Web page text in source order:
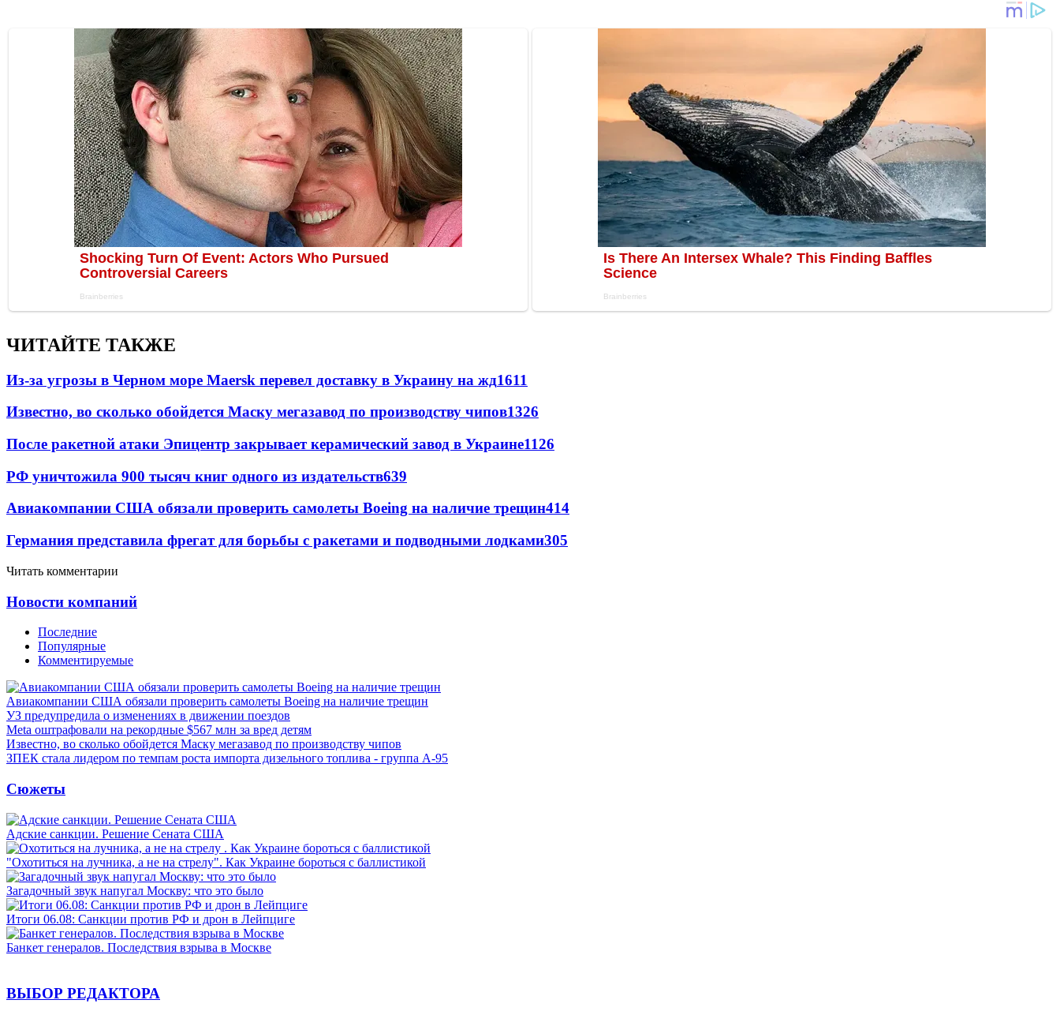
ЧИТАЙТЕ ТАКЖЕ
Из-за угрозы в Черном море Maersk перевел доставку в Украину на жд1611
Известно, во сколько обойдется Маску мегазавод по производству чипов1326
После ракетной атаки Эпицентр закрывает керамический завод в Украине1126
РФ уничтожила 900 тысяч книг одного из издательств639
Авиакомпании США обязали проверить самолеты Boeing на наличие трещин414
Германия представила фрегат для борьбы с ракетами и подводными лодками305
Читать комментарии
Новости компаний
Последние
Популярные
Комментируемые
Авиакомпании США обязали проверить самолеты Boeing на наличие трещин
УЗ предупредила о изменениях в движении поездов
Meta оштрафовали на рекордные $567 млн за вред детям
Известно, во сколько обойдется Маску мегазавод по производству чипов
ЗПЕК стала лидером по темпам роста импорта дизельного топлива - группа А-95
Сюжеты
Адские санкции. Решение Сената США
"Охотиться на лучника, а не на стрелу". Как Украине бороться с баллистикой
Загадочный звук напугал Москву: что это было
Итоги 06.08: Санкции против РФ и дрон в Лейпциге
Банкет генералов. Последствия взрыва в Москве
ВЫБОР РЕДАКТОРА